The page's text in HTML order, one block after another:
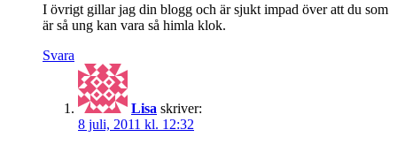
I övrigt gillar jag din blogg och är sjukt impad över att du som
är så ung kan vara så himla klok.
Svara
Lisa skriver:
8 juli, 2011 kl. 12:32